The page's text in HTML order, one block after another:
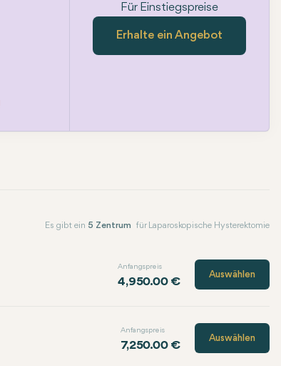
Für Einstiegspreise
Erhalte ein Angebot
Es gibt ein 5 Zentrum für Laparoskopische Hysterektomie
Anfangspreis
4,950.00 €
Auswählen
Anfangspreis
7,250.00 €
Auswählen